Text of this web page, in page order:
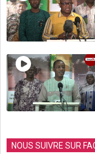
NOUS SUIVRE SUR